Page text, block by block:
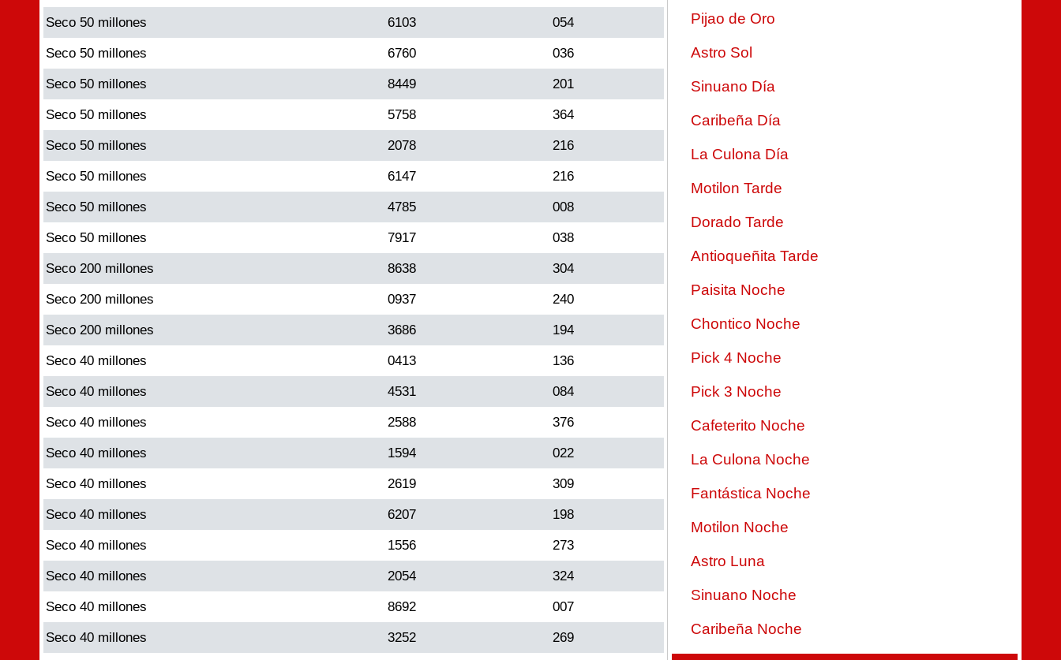
Seco 50 millones 6103 054
Seco 50 millones 6760 036
Seco 50 millones 8449 201
Seco 50 millones 5758 364
Seco 50 millones 2078 216
Seco 50 millones 6147 216
Seco 50 millones 4785 008
Seco 50 millones 7917 038
Seco 200 millones 8638 304
Seco 200 millones 0937 240
Seco 200 millones 3686 194
Seco 40 millones 0413 136
Seco 40 millones 4531 084
Seco 40 millones 2588 376
Seco 40 millones 1594 022
Seco 40 millones 2619 309
Seco 40 millones 6207 198
Seco 40 millones 1556 273
Seco 40 millones 2054 324
Seco 40 millones 8692 007
Seco 40 millones 3252 269
Pijao de Oro
Astro Sol
Sinuano Día
Caribeña Día
La Culona Día
Motilon Tarde
Dorado Tarde
Antioqueñita Tarde
Paisita Noche
Chontico Noche
Pick 4 Noche
Pick 3 Noche
Cafeterito Noche
La Culona Noche
Fantástica Noche
Motilon Noche
Astro Luna
Sinuano Noche
Caribeña Noche